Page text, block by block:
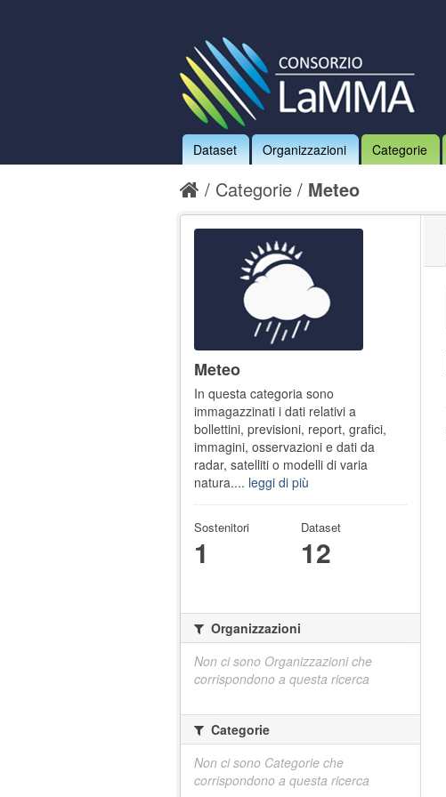
Dataset Organizzazioni Categorie
Categorie Meteo
Meteo
In questa categoria sono
immagazzinati i dati relativi a
bollettini, previsioni, report, grafici,
immagini, osservazioni e dati da
radar, satelliti o modelli di varia
natura.... leggi di più
Sostenitori
1
Dataset
12
Organizzazioni
Non ci sono Organizzazioni che
corrispondono a questa ricerca
Categorie
Non ci sono Categorie che
corrispondono a questa ricerca